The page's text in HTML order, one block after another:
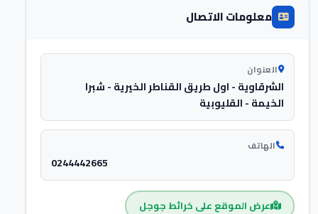
معلومات الاتصال
العنوان
الشرقاوية - اول طريق القناطر الخيرية - شبرا
الخيمة - القليوبية
الهاتف
0244442665
عرض الموقع على خرائط جوجل